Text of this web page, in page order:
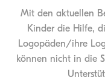
Mit den aktuellen
Kinder die Hilfe,
Logopäden/ihre
können nicht in die